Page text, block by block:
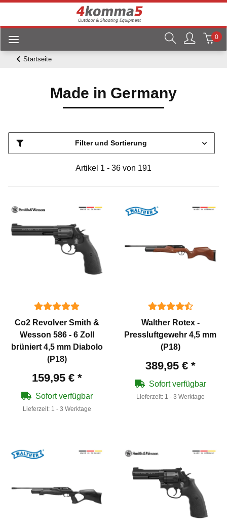
0
Startseite
Made in Germany
Filter und Sortierung
Artikel 1 - 36 von 191
Co2 Revolver Smith &
Wesson 586 - 6 Zoll
brüniert 4,5 mm Diabolo
(P18)
159,95 € *
Sofort verfügbar
Lieferzeit: 1 - 3 Werktage
Walther Rotex -
Pressluftgewehr 4,5 mm
(P18)
389,95 € *
Sofort verfügbar
Lieferzeit: 1 - 3 Werktage